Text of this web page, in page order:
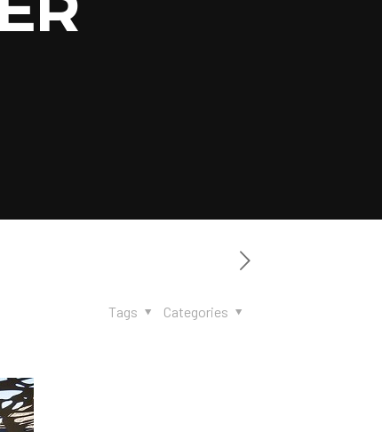
Categories
Tags